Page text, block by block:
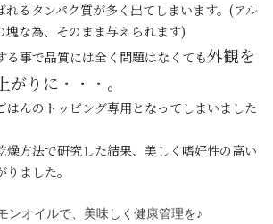
れるタンパク質が多く出てしまいます。 (アル
塊な為、そのまま与えられます)
る事で品質には全く問題はなくても外観を
がりに・ ・ ・。
はんのトッピング専用となってしまいました
燥方法で研究した結果、美しく嗜好性の高い
ました。
ンオイルで、美味しく健康管理を♪